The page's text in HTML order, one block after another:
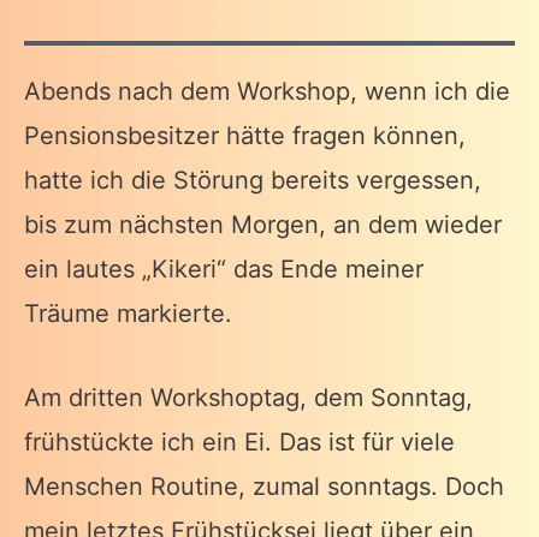
Abends nach dem Workshop, wenn ich die
Pensionsbesitzer hätte fragen können,
hatte ich die Störung bereits vergessen,
bis zum nächsten Morgen, an dem wieder
ein lautes „Kikeri“ das Ende meiner
Träume markierte.
Am dritten Workshoptag, dem Sonntag,
frühstückte ich ein Ei. Das ist für viele
Menschen Routine, zumal sonntags. Doch
mein letztes Frühstücksei liegt über ein